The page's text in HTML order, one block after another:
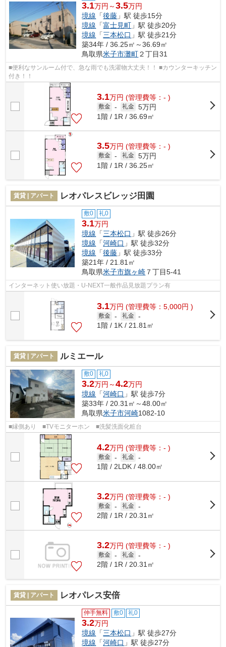
3.1万円～3.5万円
境線 「後藤 」駅 徒歩15分
境線 「富士見町 」駅 徒歩20分
境線 「三本松口 」駅 徒歩21分
築34年 / 36.25㎡～36.69㎡
鳥取県米子市灘町２丁目31
■便利なサンルーム付で、急な雨でも洗濯物大丈夫！！ ■カウンターキッチン
付き！！
3.1万円 (管理費等：- )
敷金 - 礼金 5万円
1階 / 1R / 36.69㎡
3.5万円 (管理費等：- )
敷金 - 礼金 5万円
1階 / 1R / 36.25㎡
賃貸 | アパート レオパレスビレッジ田園
敷0 礼0
3.1万円
境線 「三本松口 」駅 徒歩26分
境線 「河崎口 」駅 徒歩32分
境線 「後藤 」駅 徒歩33分
築21年 / 21.81㎡
鳥取県米子市旗ヶ崎 ７丁目5-41
インターネット使い放題・U-NEXT一般作品見放題プラン有
3.1万円 (管理費等：5,000円 )
敷金 - 礼金 -
1階 / 1K / 21.81㎡
賃貸 | アパート ルミエール
敷0 礼0
3.2万円～4.2万円
境線 「河崎口 」駅 徒歩7分
築33年 / 20.31㎡～48.00㎡
鳥取県米子市河崎1082-10
■縁側あり ■TVモニターホン ■洗髪洗面化粧台
4.2万円 (管理費等：- )
敷金 - 礼金 -
1階 / 2LDK / 48.00㎡
3.2万円 (管理費等：- )
敷金 - 礼金 -
2階 / 1R / 20.31㎡
3.2万円 (管理費等：- )
敷金 - 礼金 -
2階 / 1R / 20.31㎡
賃貸 | アパート レオパレス安倍
仲手無料 敷0 礼0
3.2万円
境線 「三本松口 」駅 徒歩27分
境線 「河崎口 」駅 徒歩27分